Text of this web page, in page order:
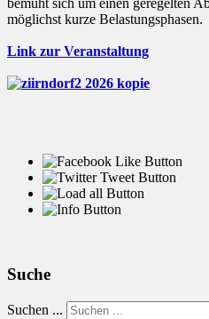
bemüht sich um einen geregelten
möglichst kurze Belastungsphasen.
Link zur Veranstaltung
Suche
Suchen ...